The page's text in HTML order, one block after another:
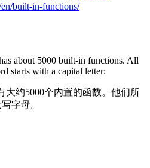
built-in-functions/
about 5000 built-in functions. All
starts with a capital letter:
大约5000个内置的函数。他们所
字母。